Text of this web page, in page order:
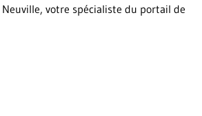
votre spécialiste du portail de